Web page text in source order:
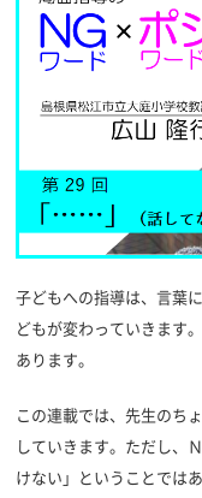
子どもへの指導は、言葉
どもが変わっていきます
あります。
この連載では、先生のち
していきます。ただし、
けない」ということではあ